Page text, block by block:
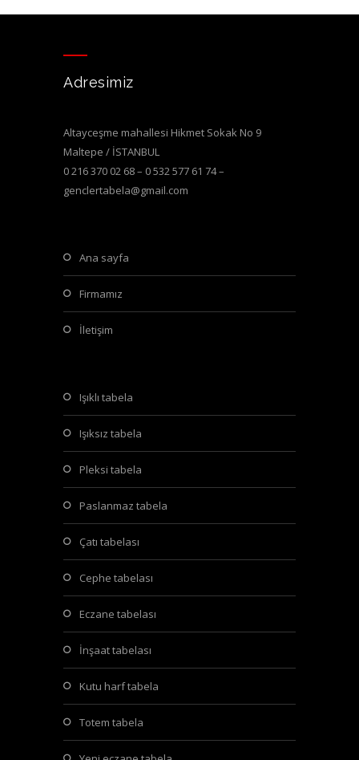
Adresimiz
Altayceşme mahallesi Hikmet Sokak No 9
Maltepe / İSTANBUL
0 216 370 02 68 – 0 532 577 61 74 –
genclertabela@gmail.com
ana sayfa
firmamız
i̇letişim
işıklı tabela
işıksız tabela
pleksi tabela
paslanmaz tabela
çatı tabelası
cephe tabelası
eczane tabelası
i̇nşaat tabelası
kutu harf tabela
totem tabela